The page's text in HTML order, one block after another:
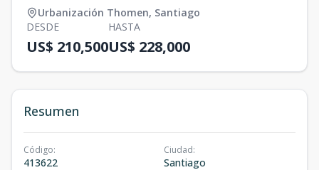
Urbanización Thomen, Santiago
DESDE
US$ 210,500
HASTA
US$ 228,000
Resumen
Código:
413622
Ciudad:
Santiago